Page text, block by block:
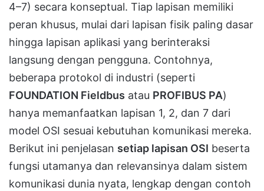
4–7) secara konseptual. Tiap lapisan memiliki
peran khusus, mulai dari lapisan fisik paling dasar
hingga lapisan aplikasi yang berinteraksi
langsung dengan pengguna. Contohnya,
beberapa protokol di industri (seperti
FOUNDATION Fieldbus atau PROFIBUS PA)
hanya memanfaatkan lapisan 1, 2, dan 7 dari
model OSI sesuai kebutuhan komunikasi mereka.
Berikut ini penjelasan setiap lapisan OSI beserta
fungsi utamanya dan relevansinya dalam sistem
komunikasi dunia nyata, lengkap dengan contoh